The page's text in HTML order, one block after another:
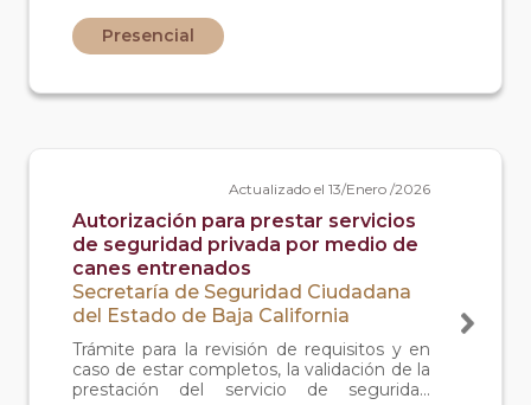
recolección de bienes monetarios en
camiones blindados y seguridad en
Presencial
Actualizado el 13/Enero /2026
Autorización para prestar servicios
de seguridad privada por medio de
canes entrenados
Secretaría de Seguridad Ciudadana
del Estado de Baja California
Trámite para la revisión de requisitos y en
caso de estar completos, la validación de la
prestación del servicio de seguridad